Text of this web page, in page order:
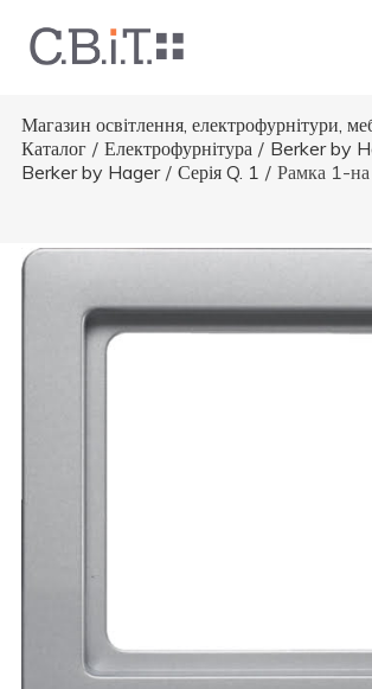
Магазин освітлення, електрофурнітури,
Каталог / Електрофурнітура / Berker by
Berker by Hager / Серія Q. 1 / Рамка 1-